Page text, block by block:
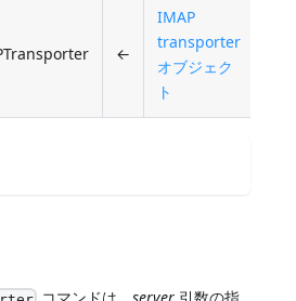
←
IMAP
transporter
オブジェク
ト